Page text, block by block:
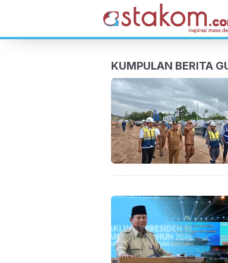
KUMPULAN BERITA